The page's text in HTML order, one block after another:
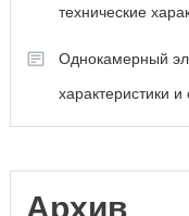
технические
Однокамерный
характеристики